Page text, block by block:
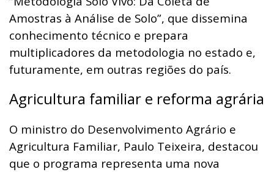
Amostras à Análise de Solo”, que dissemina
conhecimento técnico e prepara
multiplicadores da metodologia no estado e,
futuramente, em outras regiões do país.
Agricultura familiar e reforma agrária
O ministro do Desenvolvimento Agrário e
Agricultura Familiar, Paulo Teixeira, destacou
que o programa representa uma nova